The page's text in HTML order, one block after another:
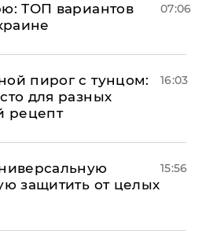
ТОП вариантов
07:06
пирог с тунцом:
для разных
рецепт
16:03
защитить от целых
15:56